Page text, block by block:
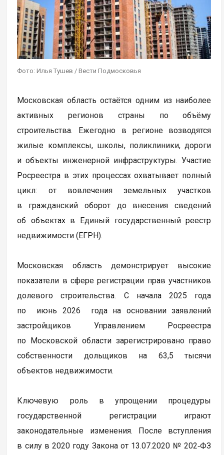
Фото: Илья Тушев / Вести Подмосковья
Московская область остаётся одним из наиболее
активных регионов страны по объёму
строительства. Ежегодно в регионе возводятся
жилые комплексы, школы, поликлиники, дороги
и объекты инженерной инфраструктуры. Участие
Росреестра в этих процессах охватывает полный
цикл: от вовлечения земельных участков
в гражданский оборот до внесения сведений
об объектах в Единый государственный реестр
недвижимости (ЕГРН).
Московская область демонстрирует высокие
показатели в сфере регистрации прав участников
долевого строительства. С начала 2025 года
по июнь 2026 года на основании заявлений
застройщиков Управлением Росреестра
по Московской области зарегистрировано право
собственности дольщиков на 63,5 тысячи
объектов недвижимости.
Ключевую роль в упрощении процедуры
государственной регистрации играют
законодательные изменения. После вступления
в силу в 2020 году Закона от 13.07.2020 № 202‑ФЗ